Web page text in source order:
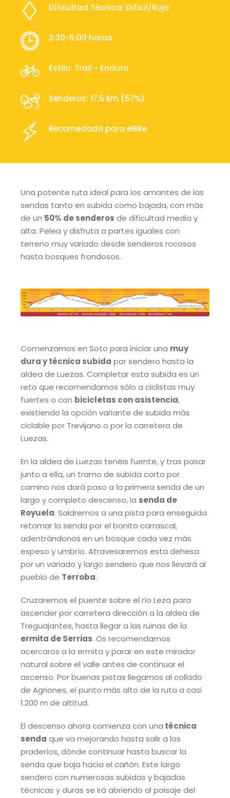
Dificultad Técnica: Difícil/Rojo
3:30-5:00 horas
Estilo: Trail - Enduro
Senderos: 17,5 km (57%)
Recomedada para eBike
Una potente ruta ideal para los amantes de las
sendas tanto en subida como bajada, con más
de un 50% de senderos de dificultad media y
alta. Pelea y disfruta a partes iguales con
terreno muy variado desde senderos rocosos
hasta bosques frondosos.
Comenzamos en Soto para iniciar una muy
dura y técnica subida por sendero hasta la
aldea de Luezas. Completar esta subida es un
reto que recomendamos sólo a ciclistas muy
fuertes o con bicicletas con asistencia,
existiendo la opción variante de subida más
ciclable por Trevijano o por la carretera de
Luezas.
En la aldea de Luezas tenéis fuente, y tras pasar
junto a ella, un tramo de subida corto por
camino nos dará paso a la primera senda de un
largo y completo descenso, la senda de
Royuela. Saldremos a una pista para enseguida
retomar la senda por el bonito carrascal,
adentrándonos en un bosque cada vez más
espeso y umbrío. Atravesaremos esta dehesa
por un variado y largo sendero que nos llevará al
pueblo de Terroba.
Cruzaremos el puente sobre el río Leza para
ascender por carretera dirección a la aldea de
Treguajantes, hasta llegar a las ruinas de la
ermita de Serrias. Os recomendamos
acercaros a la ermita y parar en este mirador
natural sobre el valle antes de continuar el
ascenso. Por buenas pistas llegamos al collado
de Agriones, el punto más alto de la ruta a casi
1.200 m de altitud.
El descenso ahora comienza con una técnica
senda que va mejorando hasta salir a los
praderíos, dónde continuar hasta buscar la
senda que baja hacia el cañón. Este largo
sendero con numerosas subidas y bajadas
técnicas y duras se irá abriendo al paisaje del